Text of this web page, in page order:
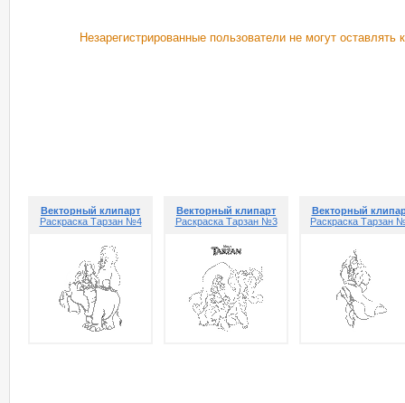
Незарегистрированные пользователи не могут
Векторный клипарт
Раскраска Тарзан №4
Векторный клипарт
Раскраска Тарзан №3
Векторный
Раскраска Тарзан